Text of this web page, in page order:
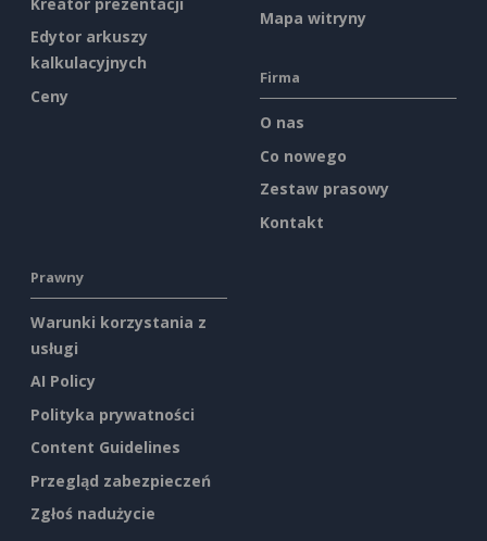
Edytor arkuszy
kalkulacyjnych
Ceny
Mapa witryny
Firma
O nas
Co nowego
Zestaw prasowy
Kontakt
Prawny
Warunki korzystania z
usługi
AI Policy
Polityka prywatności
Content Guidelines
Przegląd zabezpieczeń
Zgłoś nadużycie